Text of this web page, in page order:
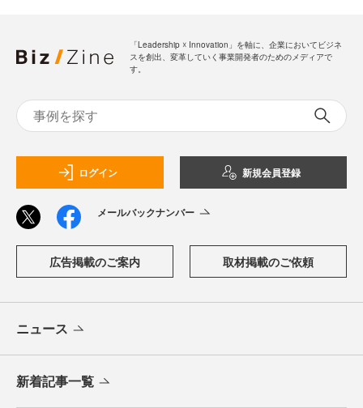
「Leadership ☓ Innovation」を軸に、企業においてビジネ
スを創出、変革していく事業開発者のためのメディアで
す。
ログイン 新規会員登録
メールバックナンバー
広告掲載のご案内 取材掲載のご依頼
ニュース
新着記事一覧